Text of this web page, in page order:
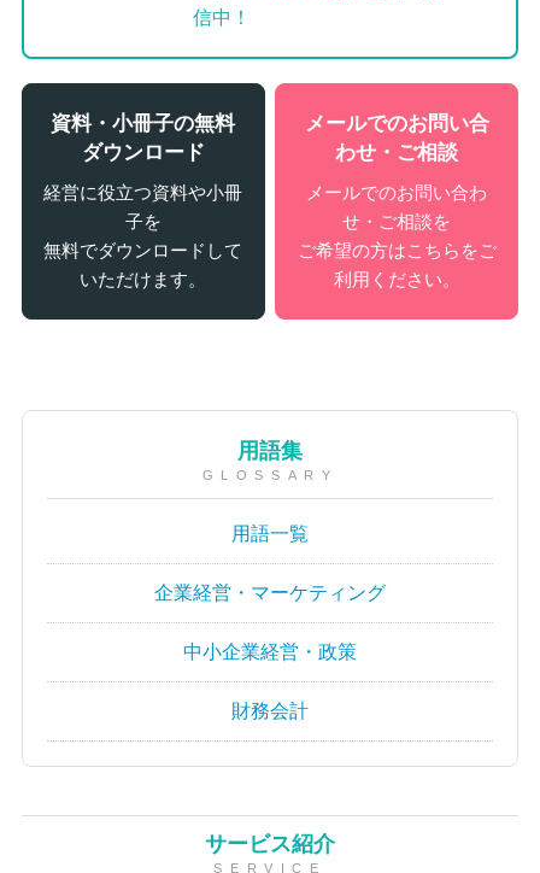
信中！
資料・小冊子の無料
ダウンロード
経営に役立つ資料や小冊
子を
無料でダウンロードして
いただけます。
メールでのお問い合
わせ・ご相談
メールでのお問い合わ
せ・ご相談を
ご希望の方はこちらをご
利用ください。
用語集
GLOSSARY
用語一覧
企業経営・マーケティング
中小企業経営・政策
財務会計
サービス紹介
SERVICE